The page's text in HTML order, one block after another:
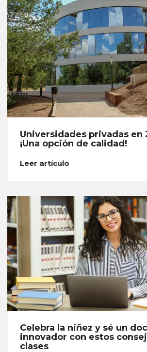
Universidades privadas en
¡Una opción de calidad!
Leer artículo
Celebra la niñez y sé un
innovador con estos
clases